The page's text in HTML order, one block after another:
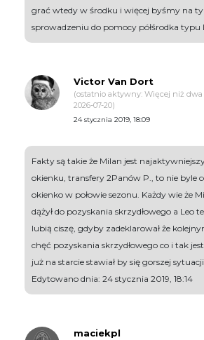
grać wtedy w środku i więcej byśmy na
sprowadzeniu do pomocy półśrodka typu
Victor Van Dort
(ostatnio aktywny: Więcej niż
2026-07-20)
24 stycznia 2019, 18:09
Fakty są takie że Milan jest
okienku, transfery 2Panów P., to nie byle
okienko w połowie sezonu. Każdy wie że
dążył do pozyskania skrzydłowego a Leo
lubią ciszę, gdyby zadeklarował że
chęć pozyskania skrzydłowego co i tak
już na starcie stawiał by się gorszej
Edytowano dnia: 24 stycznia 2019, 18:14
maciekpl